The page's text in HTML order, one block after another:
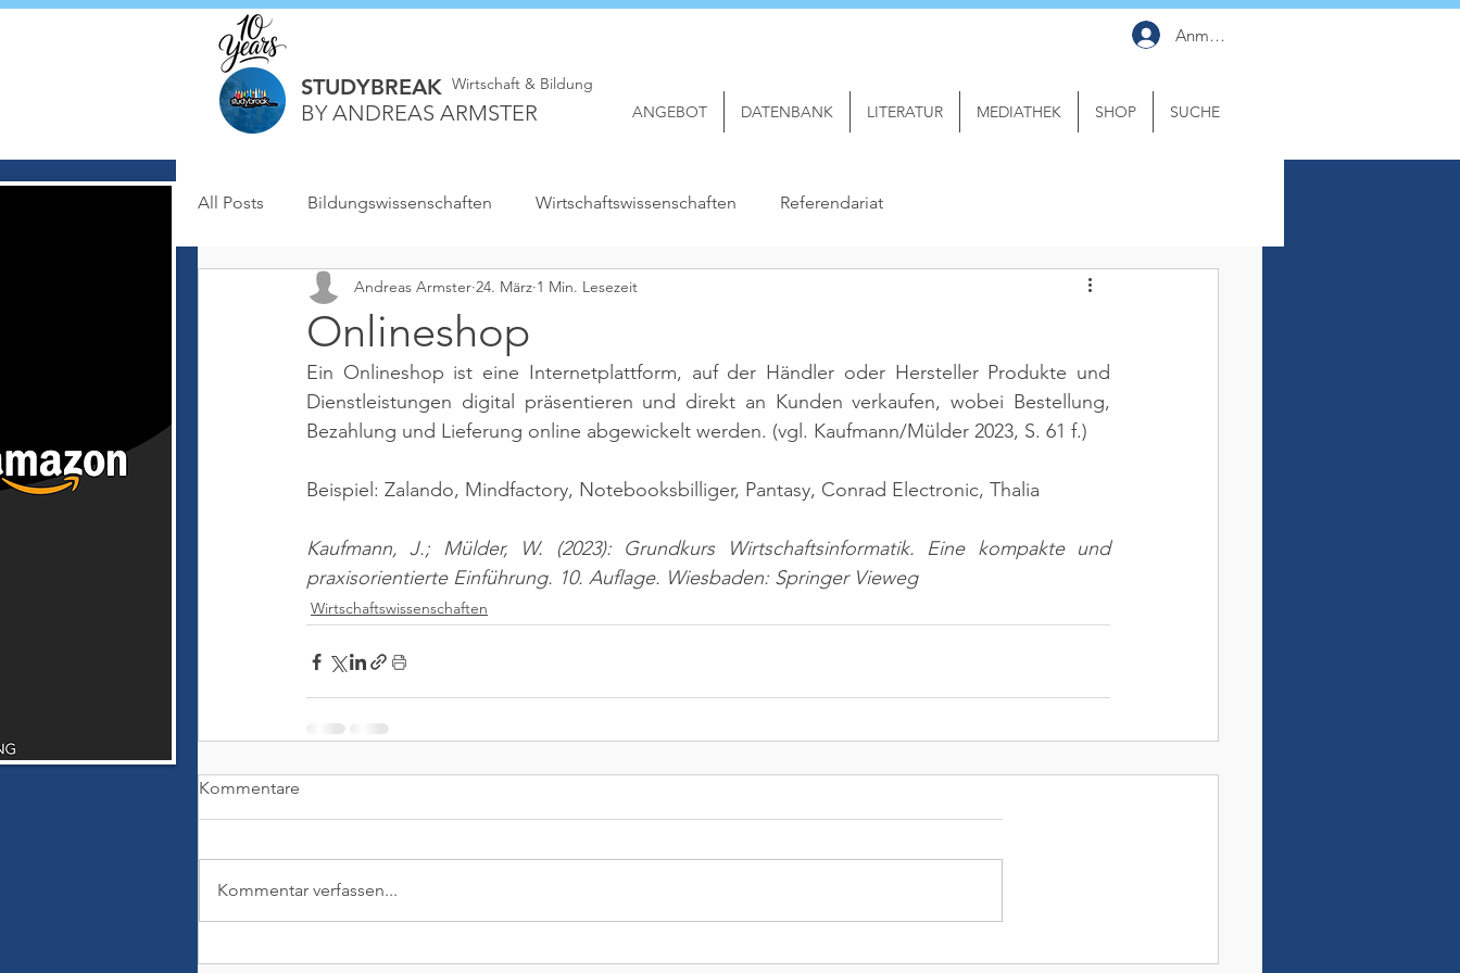
STUDYBREAK
BY ANDREAS ARMSTER
Wirtschaft & Bildung
Anmelden
ANGEBOT DATENBANK LITERATUR MEDIATHEK SHOP SUCHE
All Posts Bildungswissenschaften Wirtschaftswissenschaften Referendariat
Onlineshop
Andreas Armster 24. März 1 Min. Lesezeit
Ein Onlineshop ist eine Internetplattform, auf der Händler oder Hersteller Produkte und
Dienstleistungen digital präsentieren und direkt an Kunden verkaufen, wobei Bestellung,
Bezahlung und Lieferung online abgewickelt werden. (vgl. Kaufmann/Mülder 2023, S. 61 f.)
Beispiel: Zalando, Mindfactory, Notebooksbilliger, Pantasy, Conrad Electronic, Thalia
Kaufmann, J.; Mülder, W. (2023): Grundkurs Wirtschaftsinformatik. Eine kompakte und
praxisorientierte Einführung. 10. Auflage. Wiesbaden: Springer Vieweg
Wirtschaftswissenschaften
Kommentare
Kommentar verfassen...